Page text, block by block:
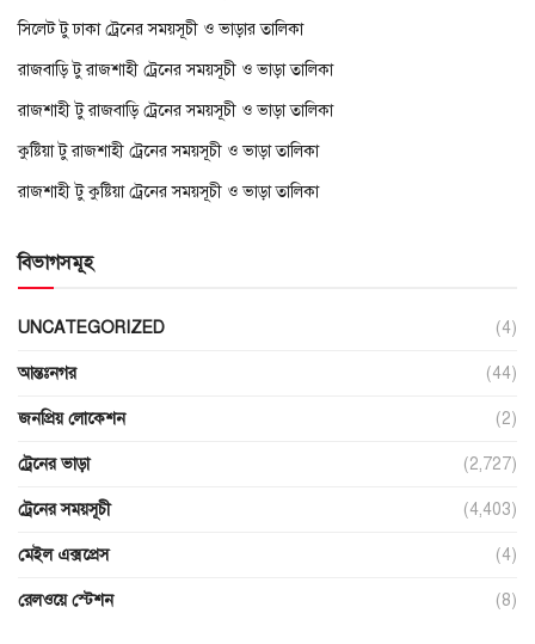
সিলেট টু ঢাকা ট্রেনের সময়সূচী ও ভাড়ার তালিকা
রাজবাড়ি টু রাজশাহী ট্রেনের সময়সূচী ও ভাড়া তালিকা
রাজশাহী টু রাজবাড়ি ট্রেনের সময়সূচী ও ভাড়া তালিকা
কুষ্টিয়া টু রাজশাহী ট্রেনের সময়সূচী ও ভাড়া তালিকা
রাজশাহী টু কুষ্টিয়া ট্রেনের সময়সূচী ও ভাড়া তালিকা
বিভাগসমূহ
UNCATEGORIZED (4)
আন্তঃনগর (44)
জনপ্রিয় লোকেশন (2)
ট্রেনের ভাড়া (2,727)
ট্রেনের সময়সূচী (4,403)
মেইল এক্সপ্রেস (4)
রেলওয়ে স্টেশন (8)